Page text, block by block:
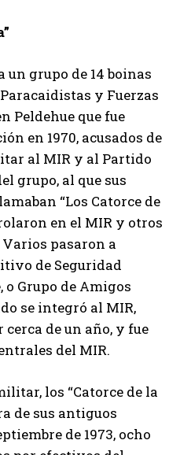
un grupo de 14 boinas
y Fuerzas
Peldehue que fue
en 1970, acusados de
al MIR y al Partido
grupo, al que sus
“Los Catorce de
en el MIR y otros
pasaron a
de Seguridad
Grupo de Amigos
se integró al MIR,
de un año, y fue
del MIR.
los “Catorce de la
de sus antiguos
de 1973, ocho